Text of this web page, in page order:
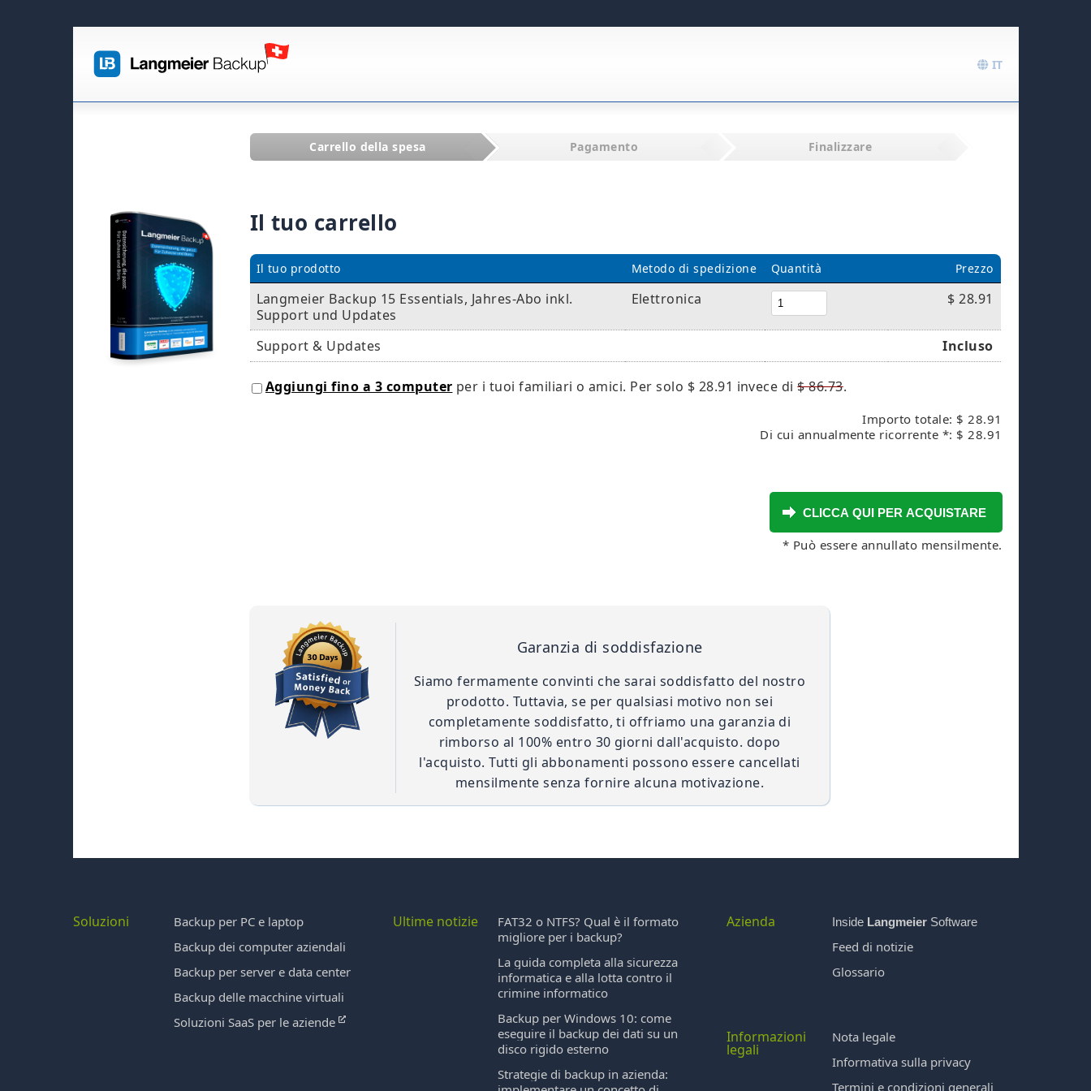
IT
Carrello della spesa Pagamento Finalizzare
Il tuo carrello
Il tuo prodotto Metodo di spedizione Quantità Prezzo
Langmeier Backup 15 Essentials, Jahres-Abo inkl.
Support und Updates
Elettronica $ 28.91
Support & Updates Incluso
Aggiungi fino a 3 computer per i tuoi familiari o amici. Per solo $ 28.91 invece di$ 86.73.
Importo totale: $ 28.91
Di cui annualmente ricorrente *: $ 28.91
* Può essere annullato mensilmente.
Garanzia di soddisfazione
Siamo fermamente convinti che sarai soddisfatto del nostro
prodotto. Tuttavia, se per qualsiasi motivo non sei
completamente soddisfatto, ti offriamo una garanzia di
rimborso al 100% entro 30 giorni dall'acquisto. dopo
l'acquisto. Tutti gli abbonamenti possono essere cancellati
mensilmente senza fornire alcuna motivazione.
Soluzioni
Backup per PC e laptop
Backup dei computer aziendali
Backup per server e data center
Backup delle macchine virtuali
Soluzioni SaaS per le aziende
Ultime notizie
FAT32 o NTFS? Qual è il formato
migliore per i backup?
La guida completa alla sicurezza
informatica e alla lotta contro il
crimine informatico
Backup per Windows 10: come
eseguire il backup dei dati su un
disco rigido esterno
Strategie di backup in azienda:
Azienda Inside LangmeierSoftware
Feed di notizie
Glossario
Informazioni
legali
Nota legale
Informativa sulla privacy
Termini e condizioni generali